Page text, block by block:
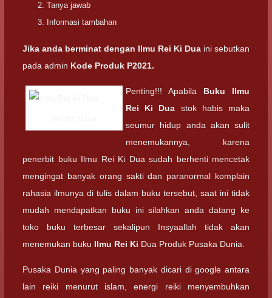
Tanya jawab
Informasi tambahan
Jika anda berminat dengan Ilmu Rei Ki Dua ini sebutkan
pada admin Kode Produk P2021.
Penting!!! Apabila Buku Ilmu
Rei Ki Dua stok habis maka
seumur hidup anda akan sulit
menemukannya, karena
penerbit buku Ilmu Rei Ki Dua sudah berhenti mencetak
mengingat banyak orang sakti dan paranormal komplain
rahasia ilmunya di tulis dalam buku tersebut, saat ini tidak
mudah mendapatkan buku ini silahkan anda datang ke
toko buku terbesar sekalipun Insyaallah tidak akan
menemukan buku Ilmu Rei Ki Dua Produk Pusaka Dunia.
Pusaka Dunia yang paling banyak dicari di google antara
lain reiki menurut islam, energi reiki menyembuhkan